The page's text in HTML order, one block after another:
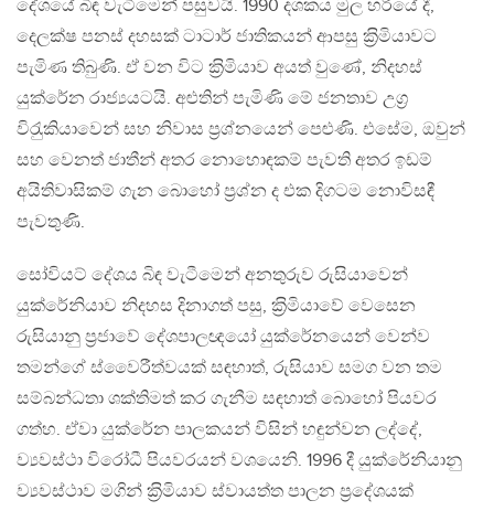
දේශයේ බිඳ වැටීමෙන් පසුවයි. 1990 දශකය මුල හරියේ දී,
දෙලක්ෂ පනස් දහසක් ටාටාර් ජාතිකයන් ආපසු ක‍්‍රිමියාවට
පැමිණ තිබුණි. ඒ වන විට ක‍්‍රිමියාව අයත් වුණේ, නිදහස්
යුක්රේන රාජ්‍යයටයි. අළුතින් පැමිණි මේ ජනතාව උග‍්‍ර
විරැුකියාවෙන් සහ නිවාස ප‍්‍රශ්නයෙන් පෙළුණි. එසේම, ඔවුන්
සහ වෙනත් ජාතීන් අතර නොහොඳකම් පැවති අතර ඉඩම්
අයිතිවාසිකම් ගැන බොහෝ ප‍්‍රශ්න ද එක දිගටම නොවිසඳී
පැවතුණි.
සෝවියට් දේශය බිඳ වැටීමෙන් අනතුරුව රුසියාවෙන්
යුක්රේනියාව නිදහස දිනාගත් පසු, ක‍්‍රිමියාවේ වෙසෙන
රුසියානු ප‍්‍රජාවේ දේශපාලඥයෝ යුක්රේනයෙන් වෙන්ව
තමන්ගේ ස්වෛරීත්වයක් සඳහාත්, රුසියාව සමග වන තම
සම්බන්ධතා ශක්තිමත් කර ගැනීම සඳහාත් බොහෝ පියවර
ගත්හ. ඒවා යුක්රේන පාලකයන් විසින් හඳුන්වන ලද්දේ,
ව්‍යවස්ථා විරෝධී පියවරයන් වශයෙනි. 1996 දී යුක්රේනියානු
ව්‍යවස්ථාව මගින් ක‍්‍රිමියාව ස්වායත්ත පාලන ප‍්‍රදේශයක්